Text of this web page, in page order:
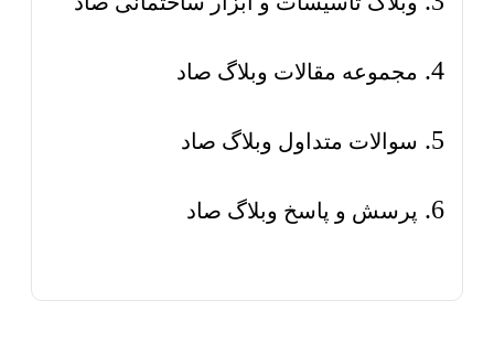
مجموعه مقالات وبلاگ صاد
سوالات متداول وبلاگ صاد
پرسش و پاسخ وبلاگ صاد